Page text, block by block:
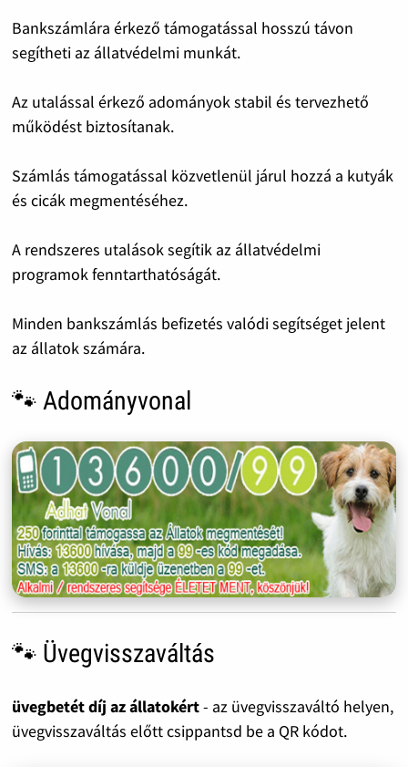
Bankszámlára érkező támogatással hosszú távon
segítheti az állatvédelmi munkát.
Az utalással érkező adományok stabil és tervezhető
működést biztosítanak.
Számlás támogatással közvetlenül járul hozzá a kutyák
és cicák megmentéséhez.
A rendszeres utalások segítik az állatvédelmi
programok fenntarthatóságát.
Minden bankszámlás befizetés valódi segítséget jelent
az állatok számára.
🐾 Adományvonal
🐾 Üvegvisszaváltás
üvegbetét díj az állatokért- az üvegvisszaváltó helyen,
üvegvisszaváltás előtt csippantsd be a QR kódot.